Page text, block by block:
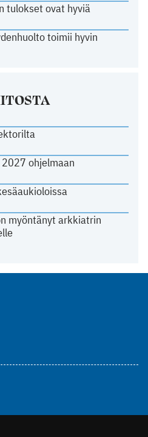
tulokset ovat hyviä
toimii hyvin
ohjelmaan
myöntänyt arkkiatrin